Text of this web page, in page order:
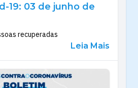
19: 03 de junho de
recuperadas
Leia Mais